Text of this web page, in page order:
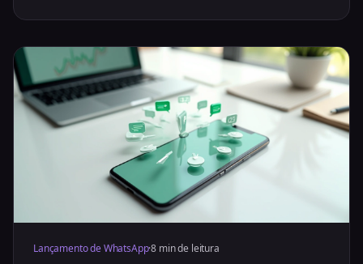
Lançamento de WhatsApp·8 min de leitura